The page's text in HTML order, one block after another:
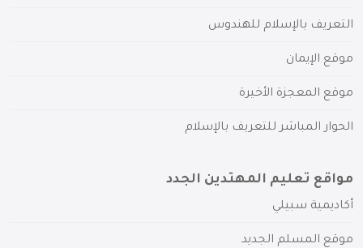
التعريف بالإسلام للهندوس
موقع الإيمان
موقع المعجزة الأخيرة
الحوار المباشر للتعريف بالإسلام
مواقع تعليم المهتدين الجدد
أكاديمية سبيلي
موقع المسلم الجديد